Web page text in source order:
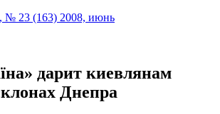
№ 23 (163) 2008, июнь
дарит киевлянам
Днепра